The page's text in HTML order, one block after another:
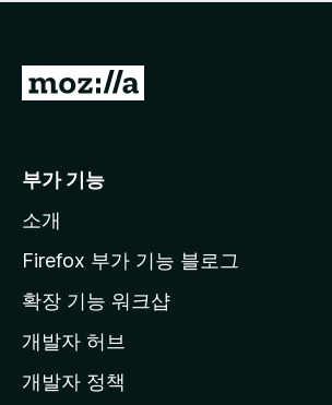
점
습
니
M
l
a
페
이
지
부가 기능
소개
Firefox 부가 기능 블로그
확장 기능 워크샵
개발자 허브
개발자 정책